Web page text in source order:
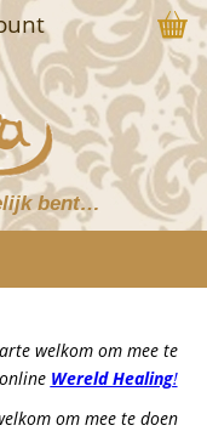
bent…
welkom om mee te
Wereld Healing!
om mee te doen